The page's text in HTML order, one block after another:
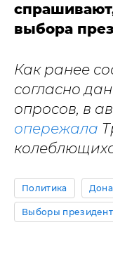
выбора
Как ранее
согласно
опросов, в
опережала
Политика
Выборы